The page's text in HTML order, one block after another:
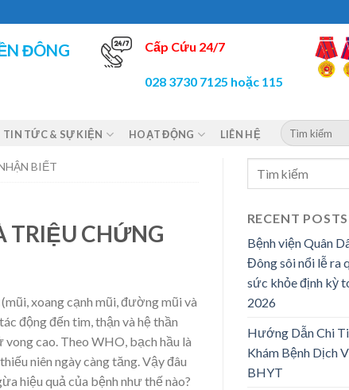
ĐÔNG Cấp Cứu 24/7
028 3730 7125 hoặc 115
TIN TỨC & SỰ KIỆN HOẠT ĐỘNG LIÊN HỆ
BIẾT
TRIỆU CHỨNG
xoang cạnh mũi, đường mũi và
động đến tim, thận và hệ thần
cao. Theo WHO, bạch hầu là
niên ngày càng tăng. Vậy đâu
hiệu quả của bệnh như thế nào?
RECENT POSTS
Bệnh viện Quân
Đông sôi nổi lễ ra
sức khỏe định kỳ
2026
Hướng Dẫn Chi
Khám Bệnh Dịch
BHYT